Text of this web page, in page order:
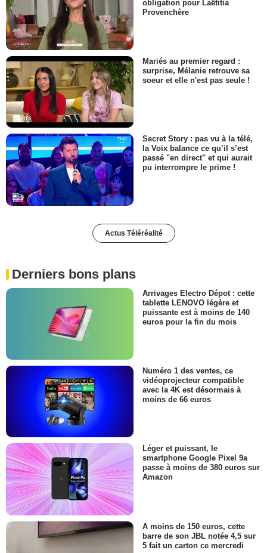
obligation pour Laëtitia
Provenchère
Mariés au premier regard :
surprise, Mélanie retrouve sa
soeur et elle n'est pas seule !
Secret Story : pas vu à la télé,
la Voix balance ce qu’il s’est
passé "en direct" et qui aurait
pu interrompre le prime !
Actus Téléréalité
Derniers bons plans
Arrivages Electro Dépot : cette
tablette LENOVO légère et
puissante est à moins de 140
euros pour la fin du mois
Numéro 1 des ventes, ce
vidéoprojecteur compatible
avec la 4K est désormais à
moins de 66 euros
Léger et puissant, le
smartphone Google Pixel 9a
passe à moins de 380 euros sur
Amazon
A moins de 150 euros, cette
barre de son JBL notée 4,5 sur
5 fait un carton ce mercredi